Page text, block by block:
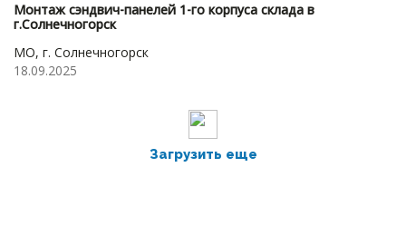
Монтаж сэндвич-панелей 1-го корпуса склада в
г.Солнечногорск
МО, г. Солнечногорск
18.09.2025
Загрузить еще